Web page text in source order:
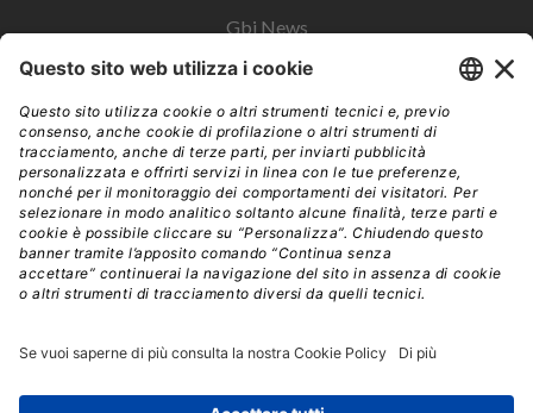
Gbi News
Instoremag
Esplora il gruppo
Edra Edizioni
Edizioni LSWR
LSWR Group